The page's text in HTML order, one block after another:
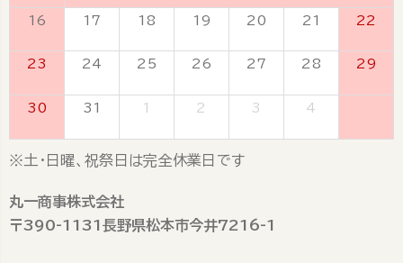
16 17 18 19 20 21 22
23 24 25 26 27 28 29
30 31 1 2 3 4
※土・日曜、祝祭日は完全休業日です
丸一商事株式会社
〒390-1131長野県松本市今井7216-1